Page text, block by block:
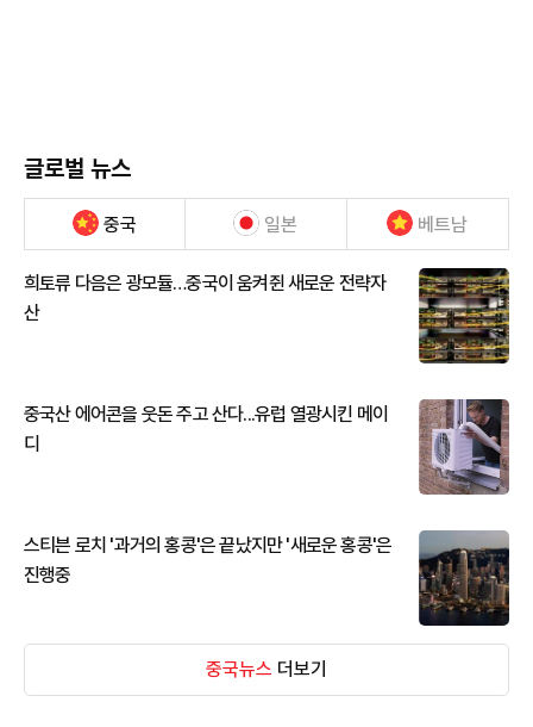
글로벌 뉴스
중국 일본 베트남
희토류 다음은 광모듈…중국이 움켜쥔 새로운 전략자
산
중국산 에어콘을 웃돈 주고 산다...유럽 열광시킨 메이
디
스티븐 로치 '과거의 홍콩'은 끝났지만 '새로운 홍콩'은
진행중
중국뉴스 더보기